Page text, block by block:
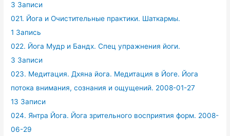
3 Записи
021. Йога и Очистительные практики. Шаткармы.
1 Запись
022. Йога Мудр и Бандх. Спец упражнения йоги.
3 Записи
023. Медитация. Дхяна йога. Медитация в Йоге. Йога
потока внимания, сознания и ощущений. 2008-01-27
13 Записи
024. Янтра Йога. Йога зрительного восприятия форм. 2008-
06-29